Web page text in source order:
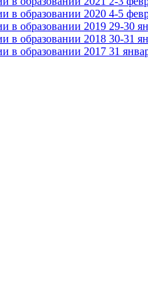
образовании 2020 4-5
образовании 2019 29-30
образовании 2018 30-31
образовании 2017 31